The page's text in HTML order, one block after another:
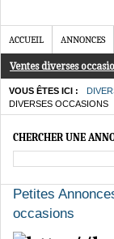
ACCUEIL ANNONCES
Ventes diverses
VOUS ÊTES ICI :
DIVERSES OCCASIONS
CHERCHER UNE
Petites
occasions